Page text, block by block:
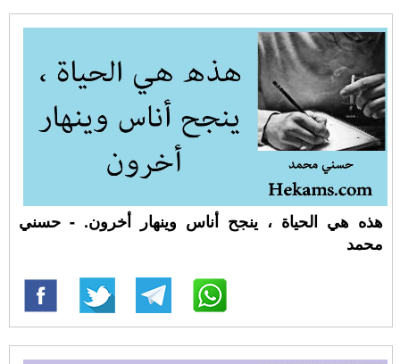
هذه هي الحياة ، ينجح أناس وينهار أخرون. - حسني
محمد